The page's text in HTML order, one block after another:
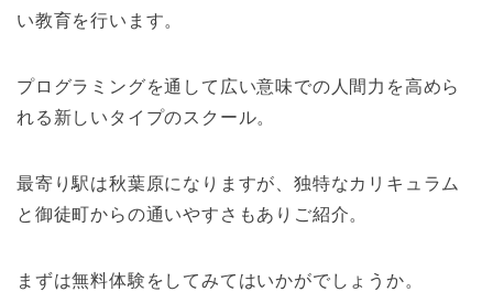
い教育を行います。
プログラミングを通して広い意味での人間力を高めら
れる新しいタイプのスクール。
最寄り駅は秋葉原になりますが、独特なカリキュラム
と御徒町からの通いやすさもありご紹介。
まずは無料体験をしてみてはいかがでしょうか。